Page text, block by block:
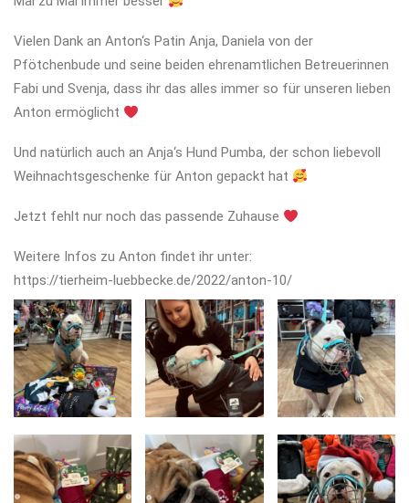
Vielen Dank an Anton‘s Patin Anja, Daniela von der
Pfötchenbude und seine beiden ehrenamtlichen Betreuerinnen
Fabi und Svenja, dass ihr das alles immer so für unseren lieben
Anton ermöglicht
Und natürlich auch an Anja‘s Hund Pumba, der schon liebevoll
Weihnachtsgeschenke für Anton gepackt hat
Jetzt fehlt nur noch das passende Zuhause
Weitere Infos zu Anton findet ihr unter:
https://tierheim-luebbecke.de/2022/anton-10/